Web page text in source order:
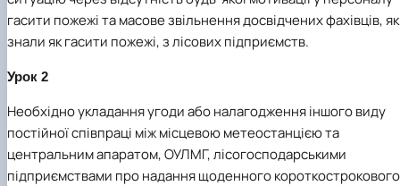
гасити пожежі та масове звільнення досвідчених фахівців,
знали як гасити пожежі, з лісових підприємств.
Урок 2
Необхідно укладання угоди або налагодження іншого виду
постійної співпраці між місцевою метеостанцією та
центральним апаратом, ОУЛМГ, лісогосподарськими
підприємствами про надання щоденного короткострокового